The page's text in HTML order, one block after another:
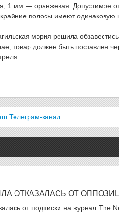
1 мм — оранжевая. Допустимое
полосы имеют одинаковую
мэрия решила
товар должен быть поставлен
Телеграм-канал
ОТКАЗАЛАСЬ ОТ
от подписки на журнал The